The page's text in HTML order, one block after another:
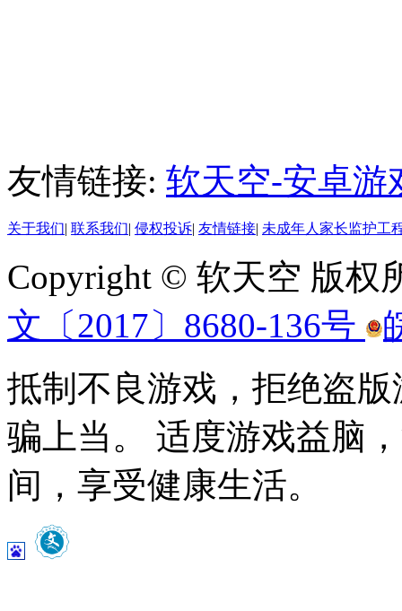
友情链接: 软天空-安卓游
关于我们| 联系我们| 侵权投诉| 友情链接| 未成年人家长监护工
Copyright © 软天空 版权
文〔2017〕8680-136号
抵制不良游戏，拒绝盗
骗上当。 适度游戏益脑
间，享受健康生活。